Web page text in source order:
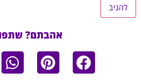
אהבתם? שתפו